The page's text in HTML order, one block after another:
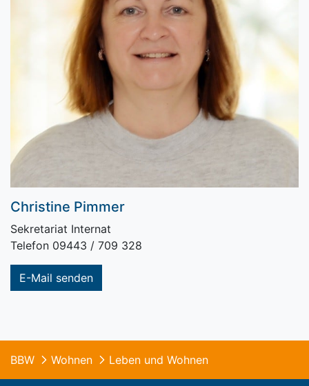
Christine Pimmer
Sekretariat Internat
Telefon 09443 / 709 328
E-Mail senden
BBW Wohnen Leben und Wohnen